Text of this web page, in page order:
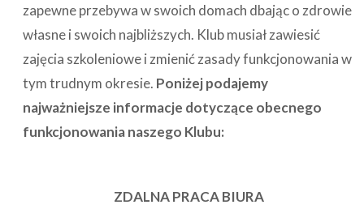
zapewne przebywa w swoich domach dbając o zdrowie
własne i swoich najbliższych. Klub musiał zawiesić
zajęcia szkoleniowe i zmienić zasady funkcjonowania w
tym trudnym okresie. Poniżej podajemy
najważniejsze informacje dotyczące obecnego
funkcjonowania naszego Klubu:
ZDALNA PRACA BIURA